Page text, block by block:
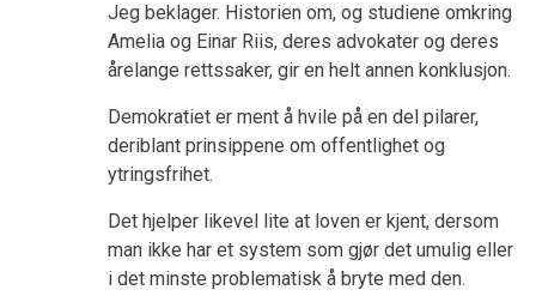
Jeg beklager. Historien om, og studiene omkring
Amelia og Einar Riis, deres advokater og deres
årelange rettssaker, gir en helt annen konklusjon.
Demokratiet er ment å hvile på en del pilarer,
deriblant prinsippene om offentlighet og
ytringsfrihet.
Det hjelper likevel lite at loven er kjent, dersom
man ikke har et system som gjør det umulig eller
i det minste problematisk å bryte med den.